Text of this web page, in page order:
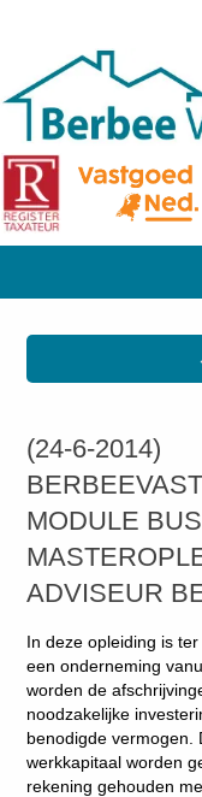
(24-6-2014)
MODULE
ADVISEUR
In deze opleiding is
een onderneming
worden de
noodzakelijke
benodigde vermogen.
werkkapitaal worden
rekening gehouden